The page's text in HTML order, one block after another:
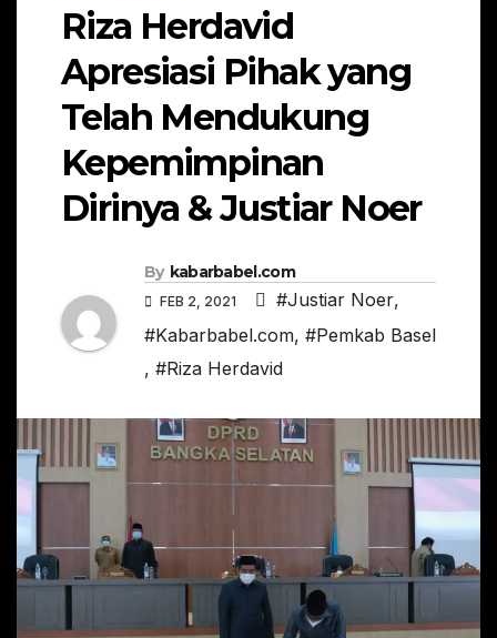
Riza Herdavid
Apresiasi Pihak yang
Telah Mendukung
Kepemimpinan
Dirinya & Justiar Noer
By kabarbabel.com
FEB 2, 2021 #Justiar Noer,
#Kabarbabel.com, #Pemkab Basel
, #Riza Herdavid